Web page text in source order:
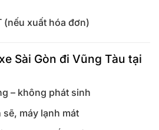
(nếu xuất hóa đơn)
Sài Gòn đi Vũng Tàu tại
– không phát sinh
sẽ, máy lạnh mát